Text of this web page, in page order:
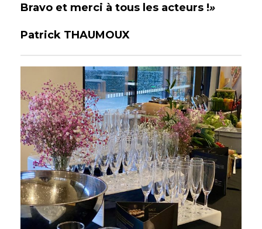
Bravo et merci à tous les acteurs !»
Patrick THAUMOUX